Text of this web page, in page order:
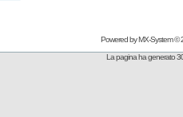
Powered byMX-System©
La pagina ha generato